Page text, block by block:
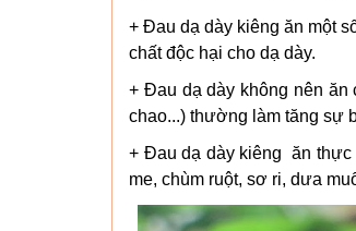
+ Đau dạ dày kiêng ăn một
chất độc hại cho dạ dày.
+ Đau dạ dày không nên ăn
chao...) thường làm tăng sự
+ Đau dạ dày kiêng ăn thực
me, chùm ruột, sơ ri, dưa